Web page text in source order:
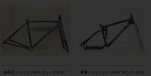
超美品 トレック TREK エモンダ EMO
◆◆ジャイアント GIANT NRS C1 2005